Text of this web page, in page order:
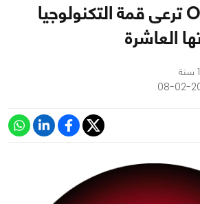
OutSystems ترعى قمة التكنولوجيا
العاشرة